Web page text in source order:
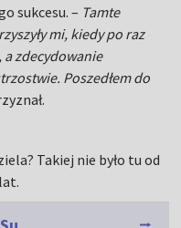
sukcesu. – Tamte
mi, kiedy po raz
a zdecydowanie
Poszedłem do
Takiej nie było tu od